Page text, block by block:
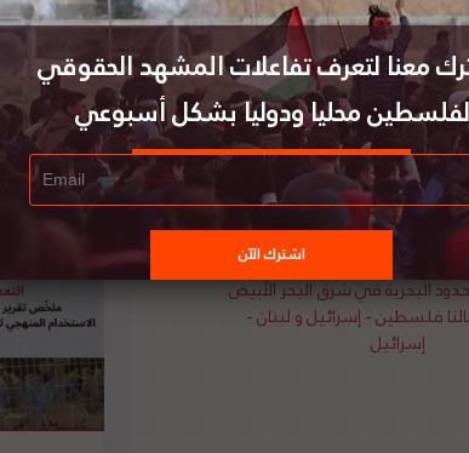
كل أمة بإعادة الأماكن الدينية التي
يكن لهم مطلقًا الحق في العبادة حول
خلال فترة الانتداب البريطاني. أخيرًا،
البحرية في شرق البحر الأبيض
فلسطين - إسرائيل و لبنان -
إسرائيل
معنا لتعرف تفاعلات المشهد الحقوقي
لفلسطين محليا ودوليا بشكل أسبوعي